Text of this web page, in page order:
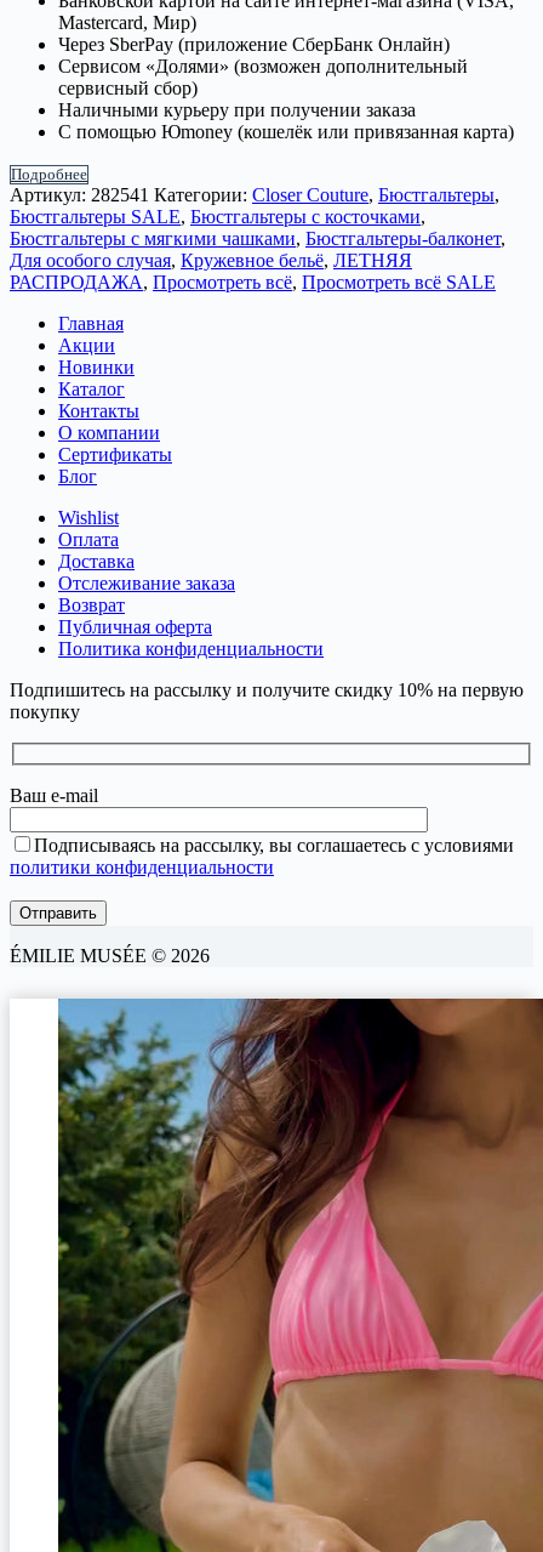
Mastercard, Мир)
Через SberPay (приложение СберБанк Онлайн)
Сервисом «Долями» (возможен дополнительный
сервисный сбор)
Наличными курьеру при получении заказа
С помощью Юmoney (кошелёк или привязанная карта)
Подробнее
Артикул: 282541 Категории: Closer Couture, Бюстгальтеры,
Бюстгальтеры SALE, Бюстгальтеры с косточками,
Бюстгальтеры с мягкими чашками, Бюстгальтеры-балконет,
Для особого случая, Кружевное бельё, ЛЕТНЯЯ
РАСПРОДАЖА, Просмотреть всё, Просмотреть всё SALE
Главная
Акции
Новинки
Каталог
Контакты
О компании
Сертификаты
Блог
Wishlist
Оплата
Доставка
Отслеживание заказа
Возврат
Публичная оферта
Политика конфиденциальности
Подпишитесь на рассылку и получите скидку 10% на первую
покупку
Ваш e-mail
Подписываясь на рассылку, вы соглашаетесь с условиями
политики конфиденциальности
ÉMILIE MUSÉE © 2026